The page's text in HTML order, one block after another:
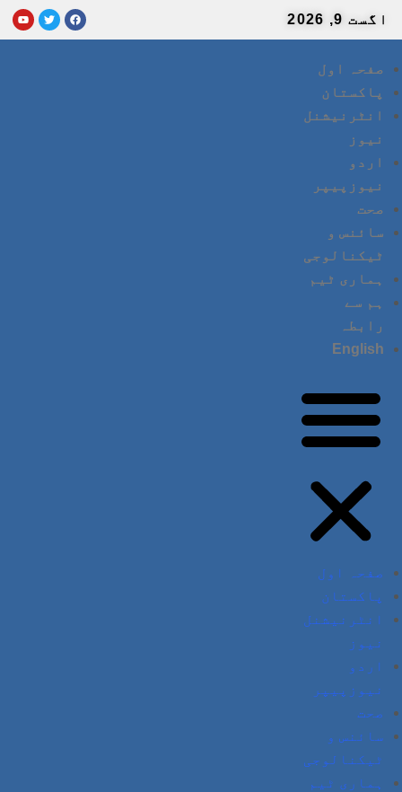
اگست 9, 2026
صفحہ اول
پاکستان
انٹرنیشنل
نیوز
اردو
نیوزپیپر
صحت
سائنس و
ٹیکنالوجی
ہماری ٹیم
ہم سے
رابطہ
English
صفحہ اول
پاکستان
انٹرنیشنل
نیوز
اردو
نیوزپیپر
صحت
سائنس و
ٹیکنالوجی
ہماری ٹیم